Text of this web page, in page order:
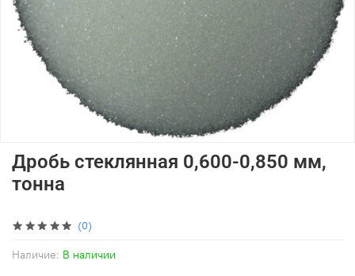
(0)
Наличие: В наличии
Дробь стеклянная 0,600-0,850 мм,
тонна